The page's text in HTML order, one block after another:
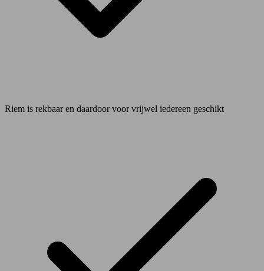
Riem is rekbaar en daardoor voor vrijwel iedereen geschikt